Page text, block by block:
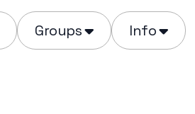
Groups Info